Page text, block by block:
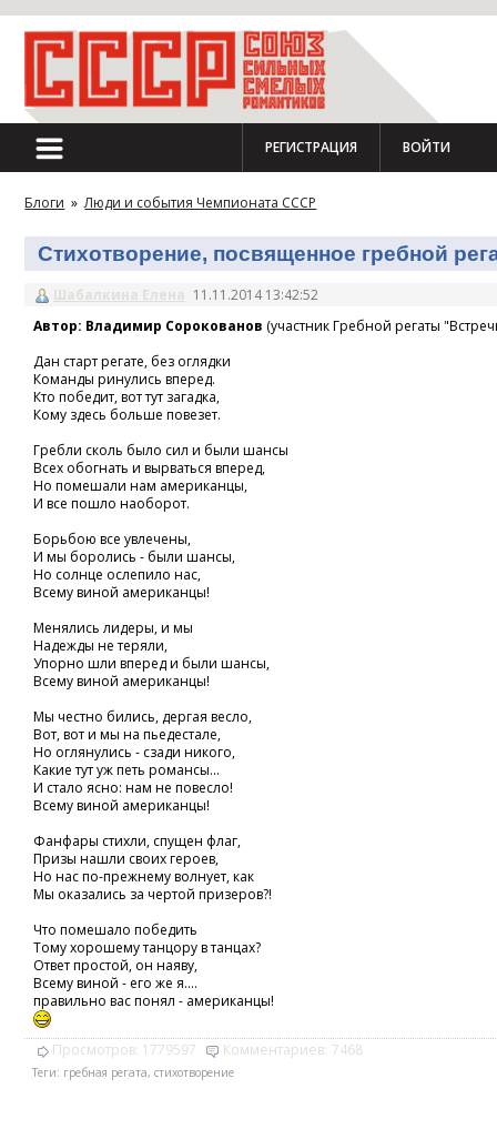
РЕГИСТРАЦИЯ ВОЙТИ
Блоги » Люди и события Чемпионата СССР
Стихотворение, посвященное гребной
Шабалкина Елена 11.11.2014 13:42:52
Автор: Владимир Сорокованов (участник Гребной регаты
Дан старт регате, без оглядки
Команды ринулись вперед.
Кто победит, вот тут загадка,
Кому здесь больше повезет.
Гребли сколь было сил и были шансы
Всех обогнать и вырваться вперед,
Но помешали нам американцы,
И все пошло наоборот.
Борьбою все увлечены,
И мы боролись - были шансы,
Но солнце ослепило нас,
Всему виной американцы!
Менялись лидеры, и мы
Надежды не теряли,
Упорно шли вперед и были шансы,
Всему виной американцы!
Мы честно бились, дергая весло,
Вот, вот и мы на пьедестале,
Но оглянулись - сзади никого,
Какие тут уж петь романсы...
И стало ясно: нам не повесло!
Всему виной американцы!
Фанфары стихли, спущен флаг,
Призы нашли своих героев,
Но нас по-прежнему волнует, как
Мы оказались за чертой призеров?!
Что помешало победить
Тому хорошему танцору в танцах?
Ответ простой, он наяву,
Всему виной - его же я....
правильно вас понял - американцы!
Просмотров: 1779597 Комментариев: 7468
Теги: гребная регата, стихотворение